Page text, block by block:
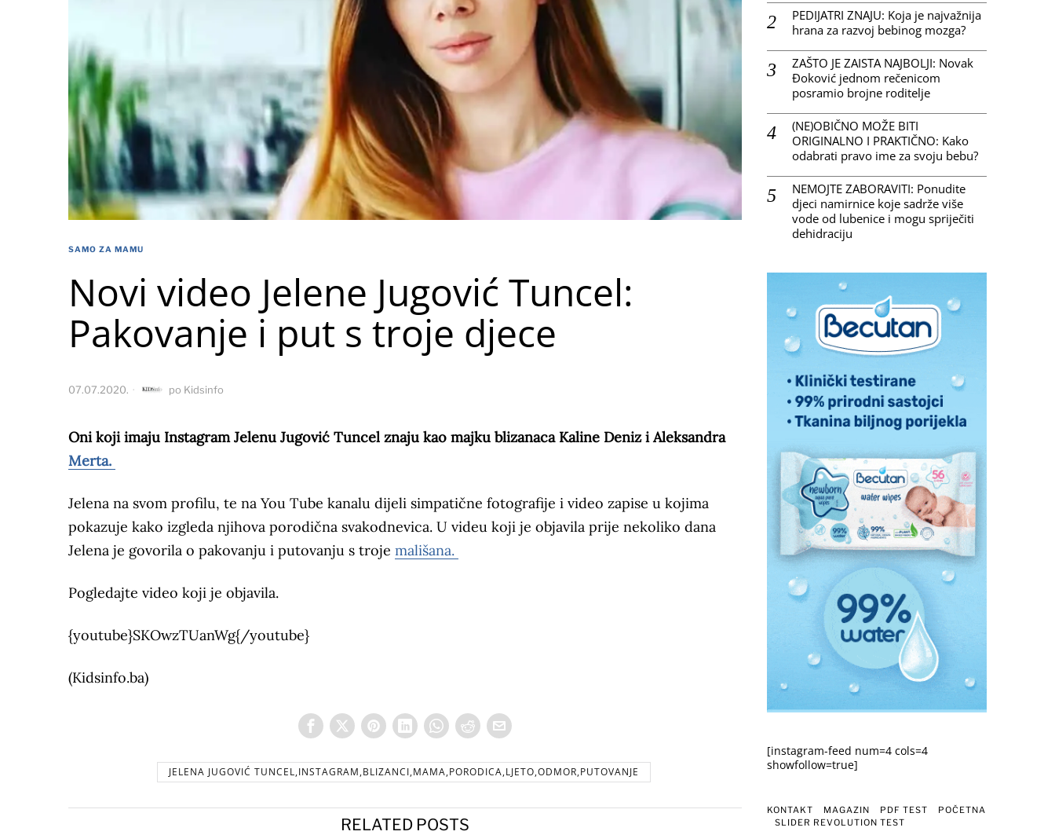
SAMO ZA MAMU
Novi video Jelene Jugović Tuncel:
Pakovanje i put s troje djece
07.07.2020. po Kidsinfo
Oni koji imaju Instagram Jelenu Jugović Tuncel znaju kao majku blizanaca Kaline Deniz i Aleksandra
Merta.
Jelena na svom profilu, te na You Tube kanalu dijeli simpatične fotografije i video zapise u kojima
pokazuje kako izgleda njihova porodična svakodnevica. U videu koji je objavila prije nekoliko dana
Jelena je govorila o pakovanju i putovanju s troje mališana.
Pogledajte video koji je objavila.
{youtube}SKOwzTUanWg{/youtube}
(Kidsinfo.ba)
JELENA JUGOVIĆ TUNCEL,INSTAGRAM,BLIZANCI,MAMA,PORODICA,LJETO,ODMOR,PUTOVANJE
RELATED POSTS
PEDIJATRI ZNAJU: Koja je najvažnija
hrana za razvoj bebinog mozga?
ZAŠTO JE ZAISTA NAJBOLJI: Novak
Đoković jednom rečenicom
posramio brojne roditelje
(NE)OBIČNO MOŽE BITI
ORIGINALNO I PRAKTIČNO: Kako
odabrati pravo ime za svoju bebu?
NEMOJTE ZABORAVITI: Ponudite
djeci namirnice koje sadrže više
vode od lubenice i mogu spriječiti
dehidraciju
[instagram-feed num=4 cols=4
showfollow=true]
KONTAKT MAGAZIN PDF TEST
POČETNA
SLIDER REVOLUTION TEST